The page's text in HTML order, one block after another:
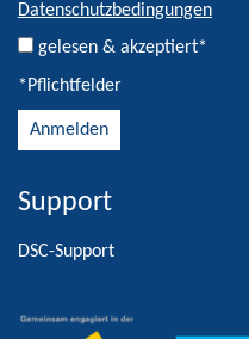
Datenschutzbedingungen
gelesen & akzeptiert*
*Pflichtfelder
Alternative:
Support
DSC-Support